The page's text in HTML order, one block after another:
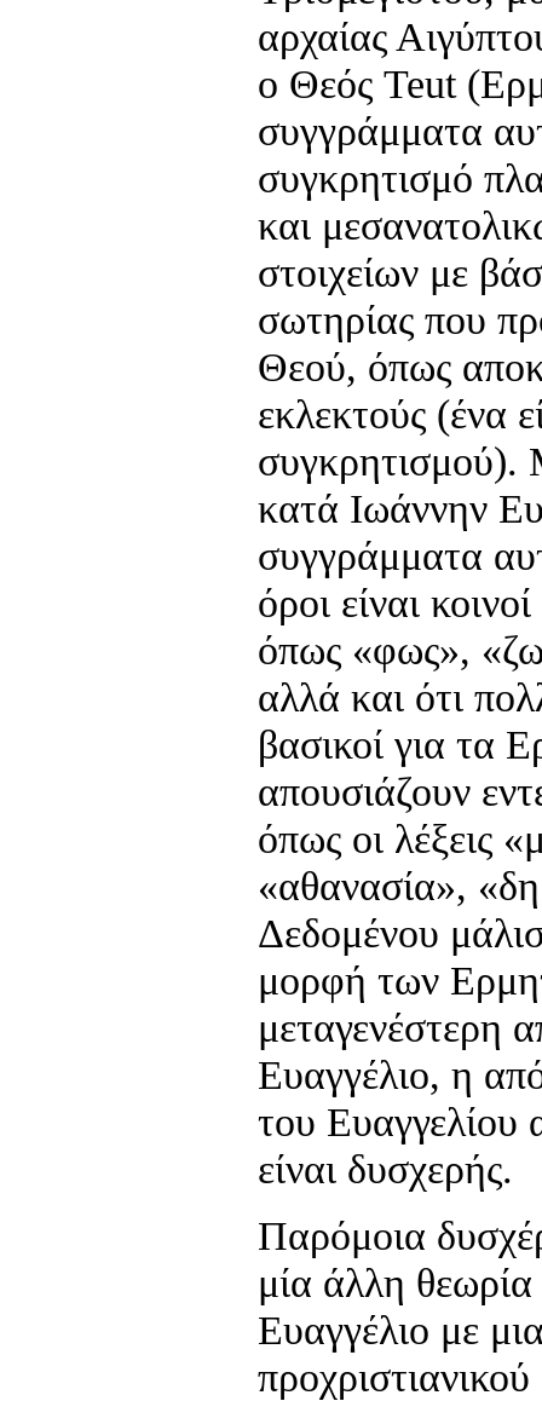
αρχαίας
ο Θεός Teut
συγγράμματα
συγκρητισμό
και
στοιχείων με
σωτηρίας που
Θεού, όπως
εκλεκτούς (ένα
συγκρητισμού).
κατά Ιωάννην
συγγράμματα
όροι είναι
όπως «φως»,
αλλά και ότι
βασικοί για τα
απουσιάζουν
όπως οι λέξεις
«αθανασία»,
Δεδομένου
μορφή των
μεταγενέστερη
Ευαγγέλιο, η
του Ευαγγελίου
είναι δυσχερής.
Παρόμοια
μία άλλη
Ευαγγέλιο με